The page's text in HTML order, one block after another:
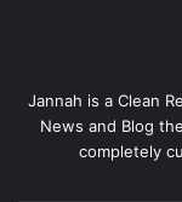
Jannah is a Clean
News and Blog
completely